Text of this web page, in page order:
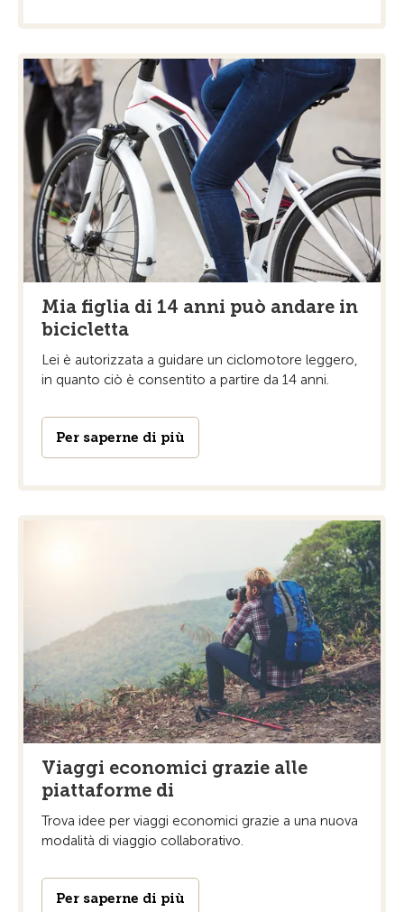
Mia figlia di 14 anni può andare in
bicicletta
Lei è autorizzata a guidare un ciclomotore leggero,
in quanto ciò è consentito a partire da 14 anni.
Per saperne di più
Viaggi economici grazie alle
piattaforme di
Trova idee per viaggi economici grazie a una nuova
modalità di viaggio collaborativo.
Per saperne di più